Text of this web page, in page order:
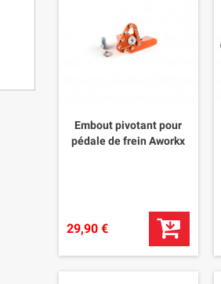
Embout pivotant pour
pédale de frein Aworkx
29,90 €